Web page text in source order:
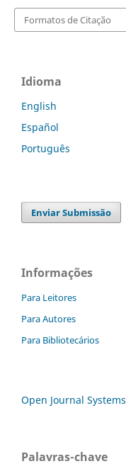
Formatos de Citação
Idioma
English
Español
Português
Enviar Submissão
Informações
Para Leitores
Para Autores
Para Bibliotecários
Open Journal Systems
Palavras-chave